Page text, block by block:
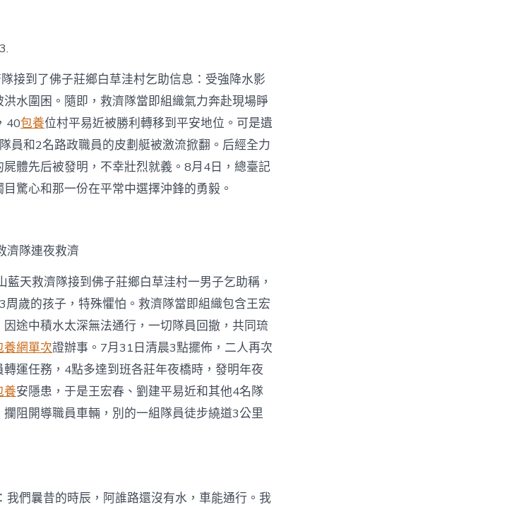
精
力
朝
陽
而
甜
心
專
包
養
他
們
藍
天
救
濟
隊
的
“追
夢
人”
和
熱
接到了佛子莊鄉白草洼村乞助信息：受強降水影
洪水圍困。隨即，救濟隊當即組織氣力奔赴現場睜
40包養位村平易近被勝利轉移到平安地位。可是遺
員和2名路政職員的皮劃艇被激流掀翻。后經全力
體先后被發明，不幸壯烈就義。8月4日，總臺記
驚心和那一份在平常中選擇沖鋒的勇毅。
濟隊連夜救濟
天救濟隊接到佛子莊鄉白草洼村一男子乞助稱，
歲的孩子，特殊懼怕。救濟隊當即組織包含王宏
途中積水太深無法通行，一切隊員回撤，共同琉
養網單次證辦事。7月31日清晨3點擺佈，二人再次
運任務，4點多達到班各莊年夜橋時，發明年夜
養安隱患，于是王宏春、劉建平易近和其他4名隊
阻開導職員車輛，別的一組隊員徒步繞道3公里
們曩昔的時辰，阿誰路還沒有水，車能通行。我